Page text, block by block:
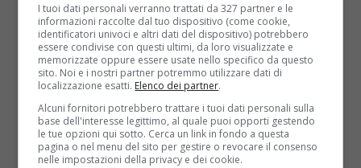
Urban Fitness: in forma con soli 20 minuti di
allenamento a settimana
I tuoi dati personali verranno trattati da 327 partner e le
informazioni raccolte dal tuo dispositivo (come cookie,
identificatori univoci e altri dati del dispositivo) potrebbero
essere condivise con questi ultimi, da loro visualizzate e
memorizzate oppure essere usate nello specifico da questo
sito. Noi e i nostri partner potremmo utilizzare dati di
localizzazione esatti. Elenco dei partner.
Alcuni fornitori potrebbero trattare i tuoi dati personali sulla
base dell'interesse legittimo, al quale puoi opporti gestendo
le tue opzioni qui sotto. Cerca un link in fondo a questa
pagina o nel menu del sito per gestire o revocare il consenso
nelle impostazioni della privacy e dei cookie.